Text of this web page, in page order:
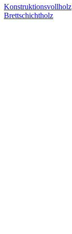
Konstruktionsvollholz
Brettschichtholz